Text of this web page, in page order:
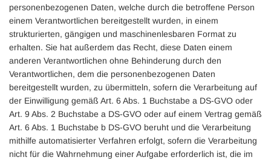
personenbezogenen Daten, welche durch die betroffene Person
einem Verantwortlichen bereitgestellt wurden, in einem
strukturierten, gängigen und maschinenlesbaren Format zu
erhalten. Sie hat außerdem das Recht, diese Daten einem
anderen Verantwortlichen ohne Behinderung durch den
Verantwortlichen, dem die personenbezogenen Daten
bereitgestellt wurden, zu übermitteln, sofern die Verarbeitung auf
der Einwilligung gemäß Art. 6 Abs. 1 Buchstabe a DS-GVO oder
Art. 9 Abs. 2 Buchstabe a DS-GVO oder auf einem Vertrag gemäß
Art. 6 Abs. 1 Buchstabe b DS-GVO beruht und die Verarbeitung
mithilfe automatisierter Verfahren erfolgt, sofern die Verarbeitung
nicht für die Wahrnehmung einer Aufgabe erforderlich ist, die im